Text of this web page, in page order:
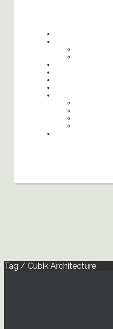
Tag / Cubik Architecture